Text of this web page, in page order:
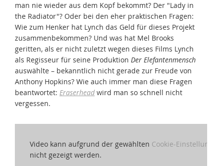
man nie wieder aus dem Kopf bekommt? Der "Lady in
the Radiator"? Oder bei den eher praktischen Fragen:
Wie zum Henker hat Lynch das Geld für dieses Projekt
zusammenbekommen? Und was hat Mel Brooks
geritten, als er nicht zuletzt wegen dieses Films Lynch
als Regisseur für seine Produktion Der Elefantenmensch
auswählte – bekanntlich nicht gerade zur Freude von
Anthony Hopkins? Wie auch immer man diese Fragen
beantwortet: Eraserhead wird man so schnell nicht
vergessen.
Video kann aufgrund der gewählten Cookie-Einstellungen
nicht gezeigt werden.